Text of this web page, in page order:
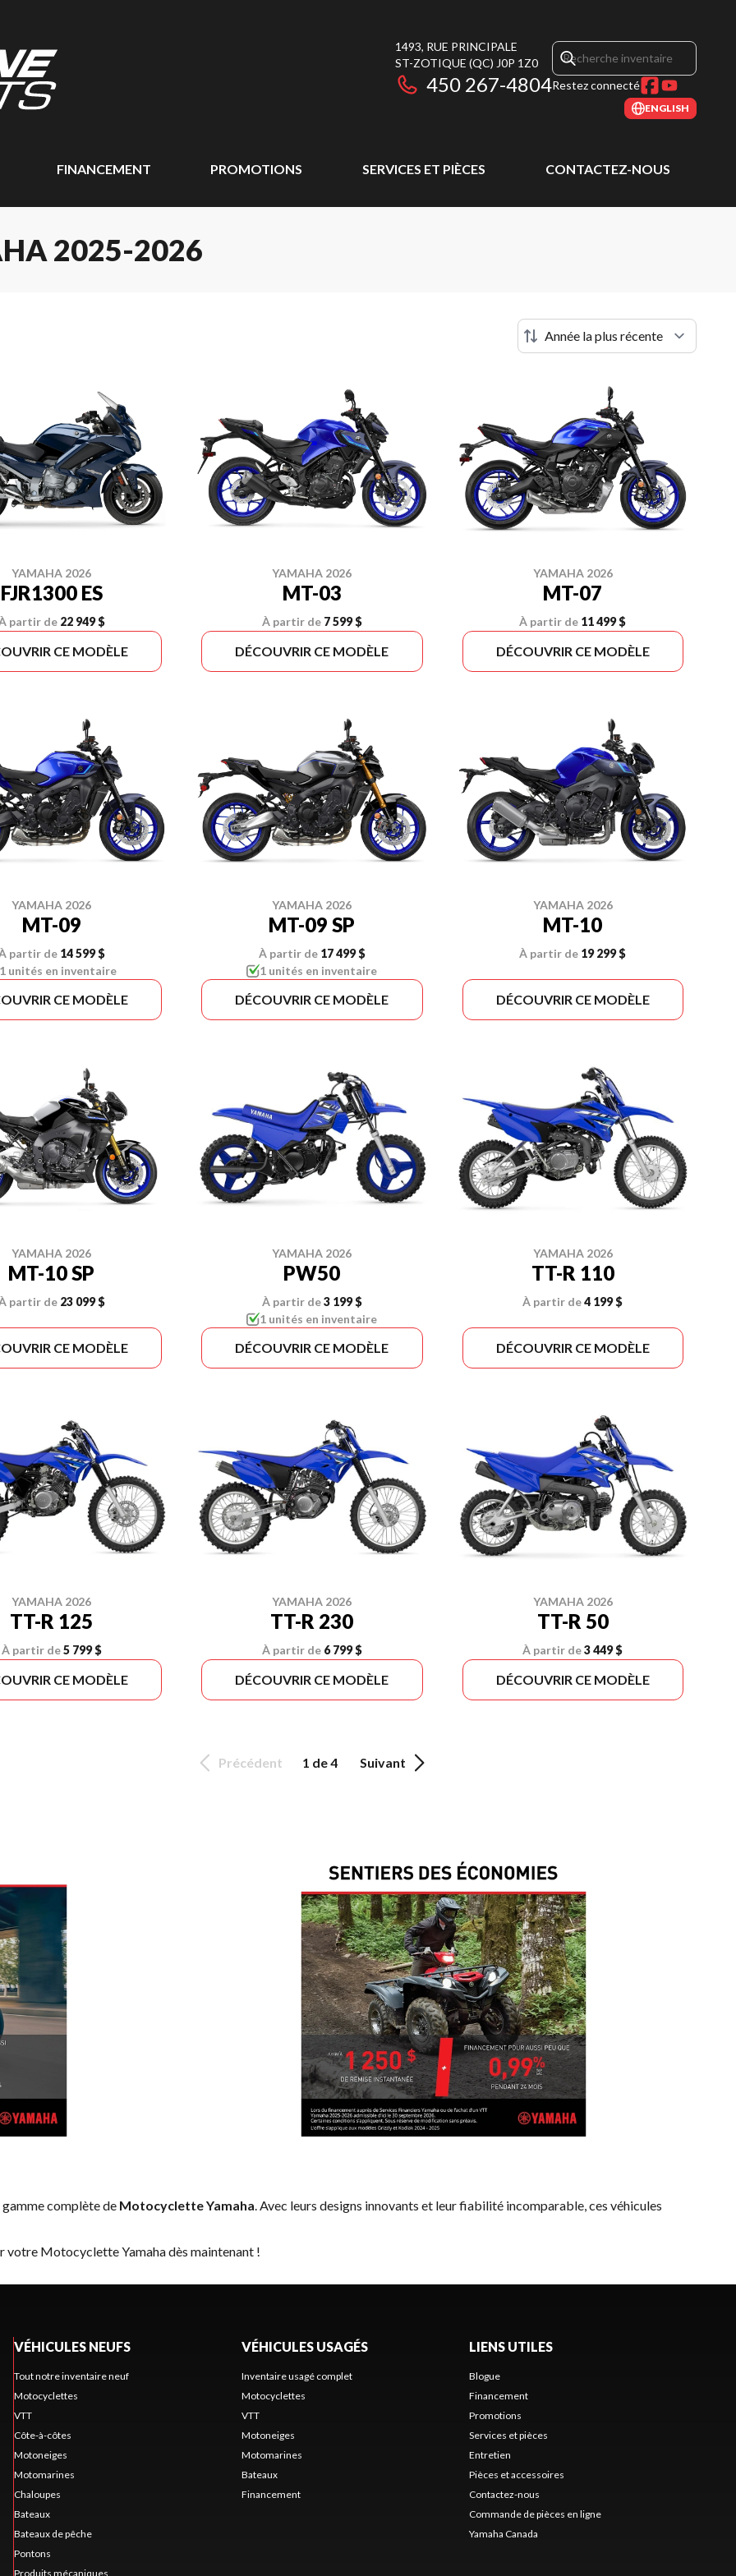
1493, RUE PRINCIPALE
ST-ZOTIQUE (QC) J0P 1Z0
450 267-4804Restez connecté
ENGLISH
FINANCEMENT PROMOTIONS SERVICES ET PIÈCES CONTACTEZ-NOUS
2025-2026
YAMAHA 2026
FJR1300 ES
partir de 22 949 $
CE MODÈLE
YAMAHA 2026
MT-03
À partir de 7 599 $
DÉCOUVRIR CE MODÈLE
YAMAHA 2026
MT-07
À partir de 11 499 $
DÉCOUVRIR CE MODÈLE
YAMAHA 2026
MT-09
partir de 14 599 $
1 unités en inventaire
CE MODÈLE
YAMAHA 2026
MT-09 SP
À partir de 17 499 $
1 unités en inventaire
DÉCOUVRIR CE MODÈLE
YAMAHA 2026
MT-10
À partir de 19 299 $
DÉCOUVRIR CE MODÈLE
YAMAHA 2026
MT-10 SP
partir de 23 099 $
CE MODÈLE
YAMAHA 2026
PW50
À partir de3 199 $
1 unités en inventaire
DÉCOUVRIR CE MODÈLE
YAMAHA 2026
TT-R 110
À partir de4 199 $
DÉCOUVRIR CE MODÈLE
YAMAHA 2026
TT-R 125
À partir de5 799 $
CE MODÈLE
YAMAHA 2026
TT-R 230
À partir de 6 799 $
DÉCOUVRIR CE MODÈLE
YAMAHA 2026
TT-R 50
À partir de3 449 $
DÉCOUVRIR CE MODÈLE
Précédent 1 de 4 Suivant
complète de Motocyclette Yamaha. Avec leurs designs innovants et leur fiabilité incomparable, ces véhicules
votre Motocyclette Yamaha dès maintenant !
VÉHICULES NEUFS
Tout notre inventaire neuf
Motocyclettes
VTT
Côte-à-côtes
Motoneiges
Motomarines
Chaloupes
Bateaux
Bateaux de pêche
Pontons
Produits mécaniques
VÉHICULES USAGÉS
Inventaire usagé complet
Motocyclettes
VTT
Motoneiges
Motomarines
Bateaux
Financement
LIENS UTILES
Blogue
Financement
Promotions
Services et pièces
Entretien
Pièces et accessoires
Contactez-nous
Commande de pièces en ligne
Yamaha Canada